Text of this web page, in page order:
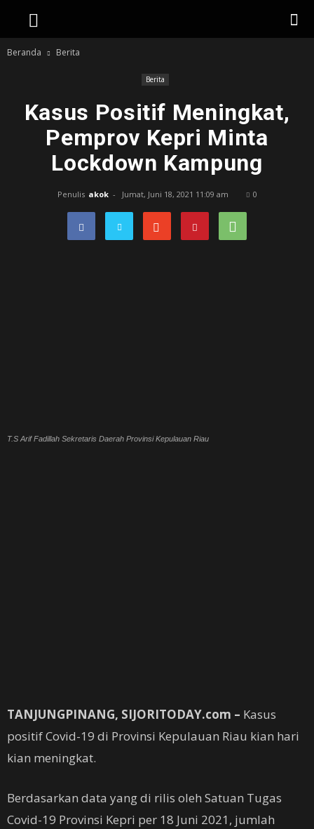
Beranda Berita
Berita
Kasus Positif Meningkat,
Pemprov Kepri Minta
Lockdown Kampung
Penulis akok - Jumat, Juni 18, 2021 11:09 am 0
T.S Arif Fadillah Sekretaris Daerah Provinsi Kepulauan Riau
TANJUNGPINANG, SIJORITODAY.com – Kasus
positif Covid-19 di Provinsi Kepulauan Riau kian hari
kian meningkat.
Berdasarkan data yang di rilis oleh Satuan Tugas
Covid-19 Provinsi Kepri per 18 Juni 2021, jumlah